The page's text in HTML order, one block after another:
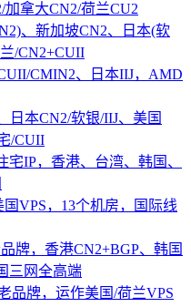
拿大CN2/荷兰CU2
、新加坡CN2、日本(软
/CN2+CUII
CMIN2、日本IIJ，AMD
日本CN2/软银/IIJ、美国
/CUII
宅IP，香港、台湾、韩国、
国VPS，13个机房，国际线
牌，香港CN2+BGP、韩国
三网全高端
品牌，运作美国/荷兰VPS